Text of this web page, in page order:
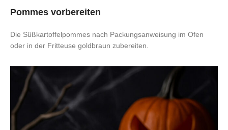
Pommes vorbereiten
Die Süßkartoffelpommes nach Packungsanweisung im Ofen
oder in der Fritteuse goldbraun zubereiten.